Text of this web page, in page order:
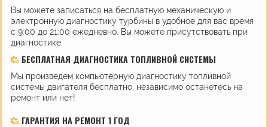
Вы можете записаться на бесплатную механическую и
электронную диагностику турбины в удобное для вас время
с 9:00 до 21:00 ежедневно. Вы можете присутствовать при
диагностике.
БЕСПЛАТНАЯ ДИАГНОСТИКА ТОПЛИВНОЙ СИСТЕМЫ
Мы произведем компьютерную диагностику топливной
системы двигателя бесплатно, независимо останетесь на
ремонт или нет!
ГАРАНТИЯ НА РЕМОНТ 1 ГОД